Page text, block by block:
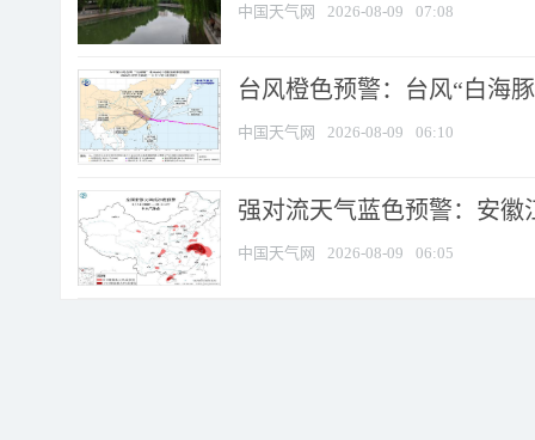
中国天气网 2026-08-09 07:08
台风橙色预警：台风“白海
中国天气网 2026-08-09 06:10
强对流天气蓝色预警：安徽
中国天气网 2026-08-09 06:05